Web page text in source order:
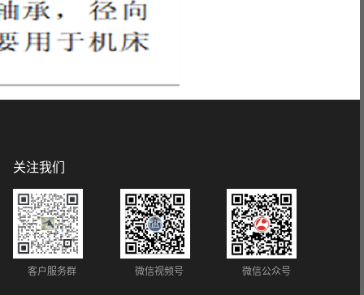
关注我们
客户服务群 微信视频号 微信公众号